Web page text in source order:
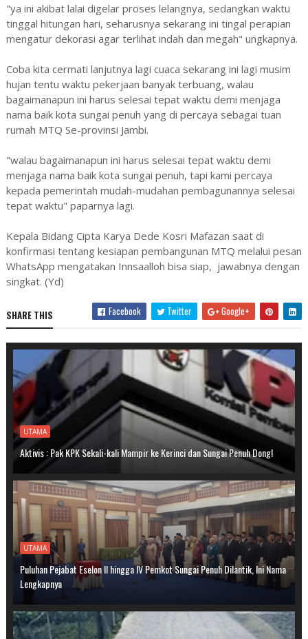
"ya ini akibat lalai digelar proses lelangnya, sedangkan waktu
tinggal hitungan hari, seharusnya sekarang ini tingal perapian
mengatur dekorasi agar terlihat indah dan megah" ungkapnya.
Coba kita cermati lanjutnya lagi cuaca sekarang ini lagi musim
hujan tentu waktu pekerjaan banyak terbuang, walau
bagaimanapun ini harus selesai tepat waktu demi menjaga
nama baik kota sungai penuh yang di percaya sebagai tuan
rumah MTQ Se-provinsi Jambi.
"walau bagaimanapun ini harus selesai tepat waktu demi
menjaga nama baik kota sungai penuh, tapi kami percaya
kepada pemerintah mudah-mudahan pembagunannya selesai
tepat waktu" paparnya lagi.
Kepala Bidang Cipta Karya Dede Kosri Mafazan saat di
konfirmasi tentang kesiapan pembangunan MTQ melalui pesan
WhatsApp mengatakan Innsaalloh bisa siap, jawabnya dengan
singkat. (Yd)
SHARE THIS Facebook Twitter Google+
UTAMA
Aktivis : Pak KPK Sekali-kali Mampir ke Kerinci dan Sungai Penuh Dong!
UTAMA
Puluhan Pejabat Eselon II hingga IV Pemkot Sungai Penuh Dilantik, Ini Nama
Lengkapnya